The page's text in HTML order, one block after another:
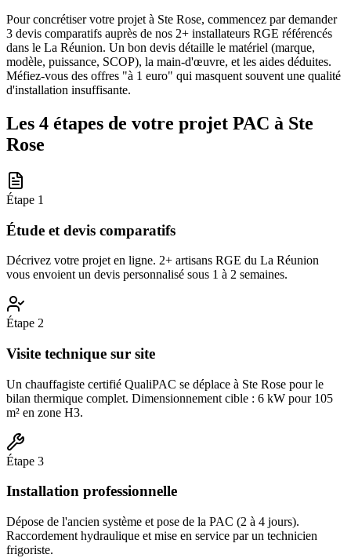
Pour concrétiser votre projet à Ste Rose, commencez par demander
3 devis comparatifs auprès de nos 2+ installateurs RGE référencés
dans le La Réunion. Un bon devis détaille le matériel (marque,
modèle, puissance, SCOP), la main-d'œuvre, et les aides déduites.
Méfiez-vous des offres "à 1 euro" qui masquent souvent une qualité
d'installation insuffisante.
Les 4 étapes de votre projet PAC à Ste
Rose
Étape 1
Étude et devis comparatifs
Décrivez votre projet en ligne. 2+ artisans RGE du La Réunion
vous envoient un devis personnalisé sous 1 à 2 semaines.
Étape 2
Visite technique sur site
Un chauffagiste certifié QualiPAC se déplace à Ste Rose pour le
bilan thermique complet. Dimensionnement cible : 6 kW pour 105
m² en zone H3.
Étape 3
Installation professionnelle
Dépose de l'ancien système et pose de la PAC (2 à 4 jours).
Raccordement hydraulique et mise en service par un technicien
frigoriste.